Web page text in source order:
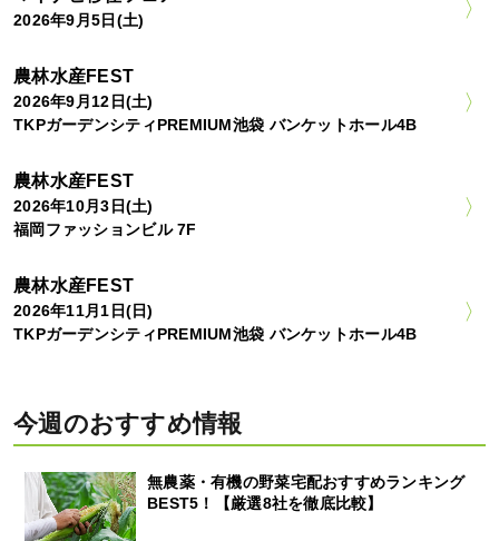
2026年9月5日(土)
農林水産FEST
2026年9月12日(土)
TKPガーデンシティPREMIUM池袋 バンケットホール4B
農林水産FEST
2026年10月3日(土)
福岡ファッションビル 7F
農林水産FEST
2026年11月1日(日)
TKPガーデンシティPREMIUM池袋 バンケットホール4B
今週のおすすめ情報
無農薬・有機の野菜宅配おすすめランキング
BEST5！【厳選8社を徹底比較】